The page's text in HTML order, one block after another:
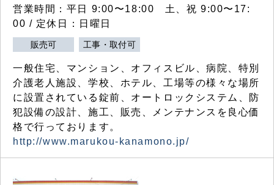
営業時間：平日 9:00〜18:00 土、祝 9:00〜17:
00 / 定休日：日曜日
販売可 工事・取付可
一般住宅、マンション、オフィスビル、病院、特別
介護老人施設、学校、ホテル、工場等の様々な場所
に設置されている錠前、オートロックシステム、防
犯設備の設計、施工、販売、メンテナンスを良心価
格で行っております。
http://www.marukou-kanamono.jp/